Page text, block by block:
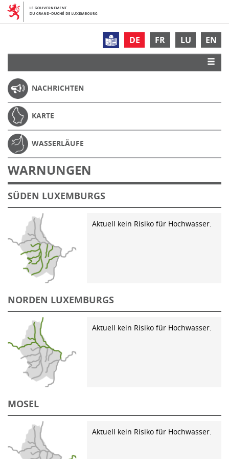
DE FR LU EN
NACHRICHTEN
KARTE
WASSERLÄUFE
WARNUNGEN
SÜDEN LUXEMBURGS
Aktuell kein Risiko für Hochwasser.
NORDEN LUXEMBURGS
Aktuell kein Risiko für Hochwasser.
MOSEL
Aktuell kein Risiko für Hochwasser.